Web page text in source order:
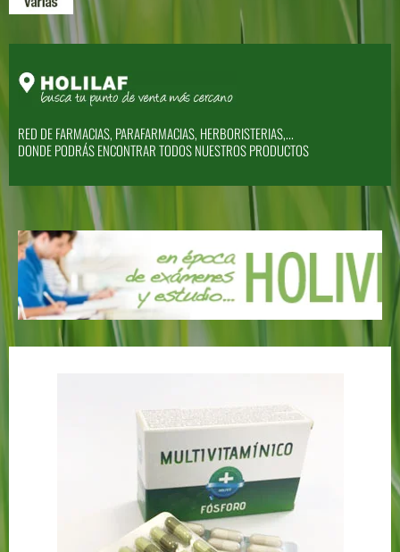
RED DE FARMACIAS, PARAFARMACIAS, HERBORISTERIAS,...
DONDE PODRÁS ENCONTRAR TODOS NUESTROS PRODUCTOS